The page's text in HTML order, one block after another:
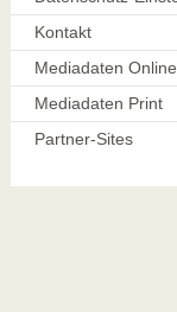
Kontakt
Mediadaten Online
Mediadaten Print
Partner-Sites